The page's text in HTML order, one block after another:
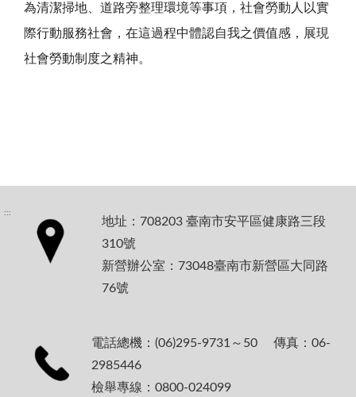
為清潔掃地、道路旁整理環境等事項，社會勞動人以實
際行動服務社會，在這過程中體認自我之價值感，展現
社會勞動制度之精神。
:::
地址：708203 臺南市安平區健康路三段
310號
新營辦公室：73048臺南市新營區大同路
76號
電話總機：(06)295-9731～50 傳真：06-
2985446
檢舉專線：0800-024099